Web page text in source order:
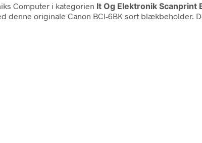
Computer i kategorien It Og Elektronik
originale Canon BCI-6BK sort blækbeholder.